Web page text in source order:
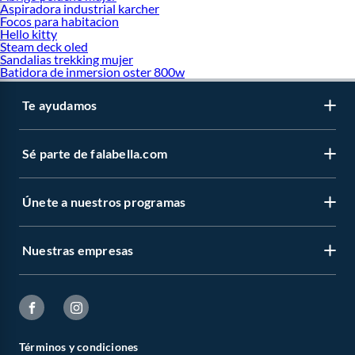
Yoga y Pilates
Elípticas
Trotadoras
Otros accesorios
Aspiradora industrial karcher
Focos para habitacion
Hello kitty
Steam deck oled
Sandalias trekking mujer
Batidora de inmersion oster 800w
Te ayudamos
Sé parte de falabella.com
Únete a nuestros programas
Nuestras empresas
Términos y condiciones